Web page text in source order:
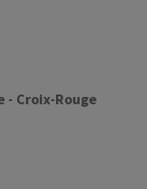
- Croix-Rouge